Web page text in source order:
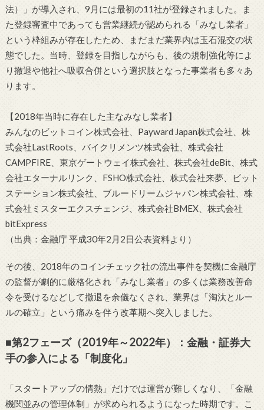
法）」が導入され、9月には最初の11社が登録されました。ま
た登録審査中であっても営業継続が認められる「みなし業者」
という枠組みが存在したため、まだまだ業界内は玉石混交の状
態でした。当時、登録を目指しながらも、後の規制強化等によ
り撤退や他社へ吸収合併という選択肢となった事業者も多々あ
ります。
【2018年当時に存在した主なみなし業者】
みんなのビットコイン株式会社、Payward Japan株式会社、株
式会社LastRoots、バイクリメンツ株式会社、株式会社
CAMPFIRE、東京ゲートウェイ株式会社、株式会社deBit、株式
会社エターナルリンク、FSHO株式会社、株式会社来夢、ビット
ステーション株式会社、ブルードリームジャパン株式会社、株
式会社ミスターエクスチェンジ、株式会社BMEX、株式会社
bitExpress
（出典：金融庁 平成30年2月2日公表資料より）
その後、2018年のコインチェック社の流出事件を契機に金融庁
の監督が劇的に厳格化され「みなし業者」の多くは業務改善命
令を受けるなどして撤退を余儀なくされ、業界は「淘汰とルー
ルの確立」という痛みを伴う改革期へ突入しました。
■第2フェーズ（2019年～2022年）：金融・証券大
手の参入による「制度化」
「スタートアップの情熱」だけでは運営が難しくなり、「金融
機関並みの管理体制」が求められるようになった時期です。こ